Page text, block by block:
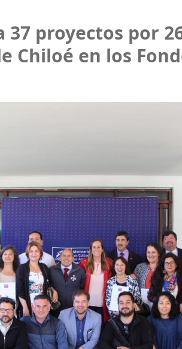
proyectos por
Chiloé en los